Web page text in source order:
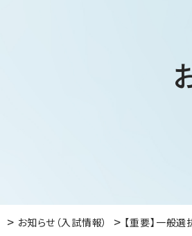
お知らせ（入試情報） 【重要】一般